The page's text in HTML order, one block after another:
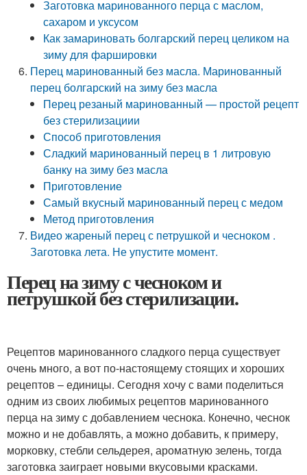
Заготовка маринованного перца с маслом,
сахаром и уксусом
Как замариновать болгарский перец целиком на
зиму для фаршировки
Перец маринованный без масла. Маринованный
перец болгарский на зиму без масла
Перец резаный маринованный — простой рецепт
без стерилизациии
Способ приготовления
Сладкий маринованный перец в 1 литровую
банку на зиму без масла
Приготовление
Самый вкусный маринованный перец с медом
Метод приготовления
Видео жареный перец с петрушкой и чесноком .
Заготовка лета. Не упустите момент.
Перец на зиму с чесноком и
петрушкой без стерилизации.
Рецептов маринованного сладкого перца существует
очень много, а вот по-настоящему стоящих и хороших
рецептов – единицы. Сегодня хочу с вами поделиться
одним из своих любимых рецептов маринованного
перца на зиму с добавлением чеснока. Конечно, чеснок
можно и не добавлять, а можно добавить, к примеру,
морковку, стебли сельдерея, ароматную зелень, тогда
заготовка заиграет новыми вкусовыми красками.